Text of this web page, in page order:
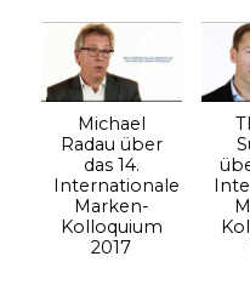
Michael
Radau über
das 14.
Internationale
Marken-
Kolloquium
2017